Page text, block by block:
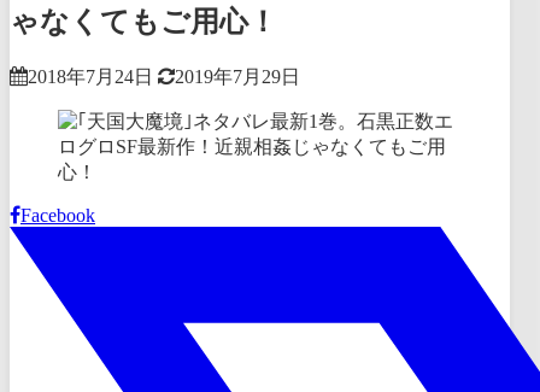
ゃなくてもご用心！
2018年7月24日 2019年7月29日
Facebook